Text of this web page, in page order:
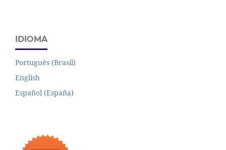
IDIOMA
Português (Brasil)
English
Español (España)